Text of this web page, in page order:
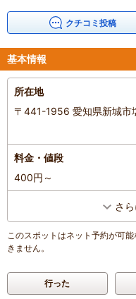
いていたためか獲りたてだ
きました。ごちそうさまで
次は川遊びができる時期を
たいと思います。
※柵を超えて川の方まで行
ライフジャケットはいくつ
います。
釣り具もミニたたみ椅子を
小さい子がいる場合はレジ
ぐずり防止でちょっとした
されていたもので食べれる
らいでした。ごみはその場
混雑具合：
家族の内訳：お子様、親・祖父母
子どもの年齢：4～6歳、
クチコミ投稿
基本情報
所在地
〒441-1956 愛知県新城市
料金・値段
400円～
さ
このスポットはネット予約が可
きません。
行った